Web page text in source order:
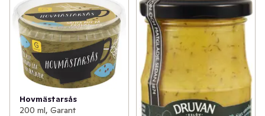
Hovmästarsås
200 ml, Garant